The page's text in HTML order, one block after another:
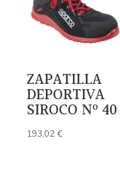
ZAPATILLA
DEPORTIVA
SIROCO Nº 40
193,02€